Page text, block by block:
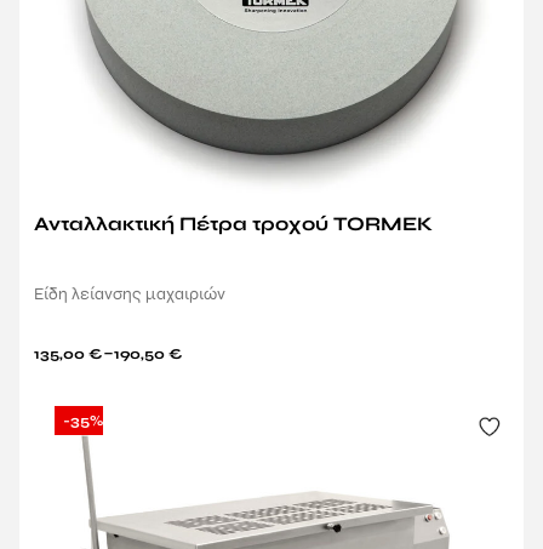
Ανταλλακτική Πέτρα τροχού TORMEK
Είδη λείανσης μαχαιριών
135,00 €–190,50 €
-35%